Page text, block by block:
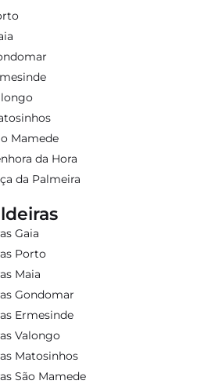
Mamede
da Hora
da Palmeira
Gaia
Porto
Maia
Gondomar
Ermesinde
Valongo
Matosinhos
São Mamede